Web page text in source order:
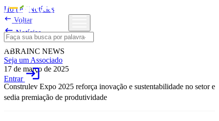
Seja um Associado
Entrarlogin
Home/Notícias
 Voltar
Notícias
ABRAINC NEWS
17 de março de 2025
Construlev Expo 2025 reforça inovação e sustentabilidade no setor e
sedia premiação de produtividade